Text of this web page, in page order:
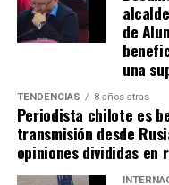
provincia de Chiloé.
Cabe recordar que el
planteado esta
Consejo Regional,
consejeros para oficiar
la Seremi de Bienes
situación.
de
una
TENDENCIAS 8 años atras
Periodista chilote es
transmisión desde
opiniones divididas en